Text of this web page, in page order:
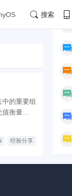
搜索
的重要组
衡量、延
经验分享